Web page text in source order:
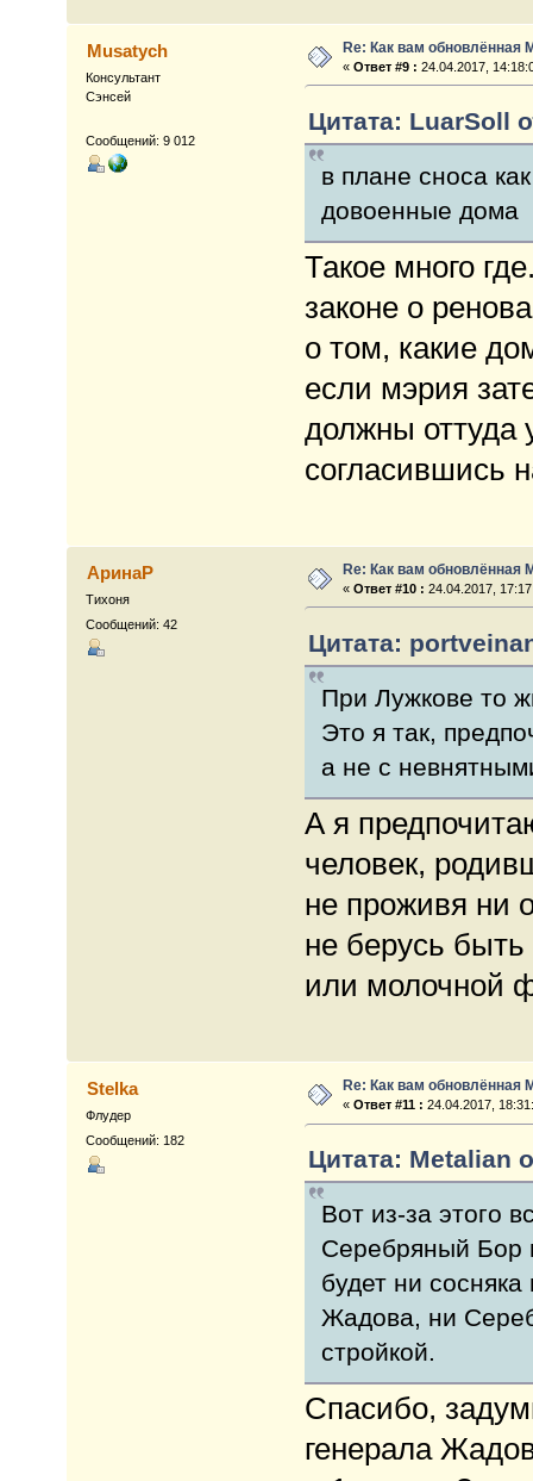
Musatych
Консультант
Сэнсей
Сообщений: 9 012
Re: Как вам обновлённая
«Ответ #9 : 24.04.2017,
Цитата: LuarSoll
в плане сноса
довоенные дома
Такое много
законе о
о том, какие
если мэрия
должны оттуда
согласившись
АринаР
Тихоня
Сообщений: 42
Re: Как вам обновлённая
«Ответ #10 : 24.04.2017,
Цитата:
При Лужкове то
Это я так,
а не с
А я
человек,
не проживя ни
не берусь
или молочной
Stelka
Флудер
Сообщений: 182
Re: Как вам обновлённая
«Ответ #11 : 24.04.2017,
Цитата: Metalian
Вот из-за этого
Серебряный Бор
будет ни
Жадова, ни
стройкой.
Спасибо,
генерала